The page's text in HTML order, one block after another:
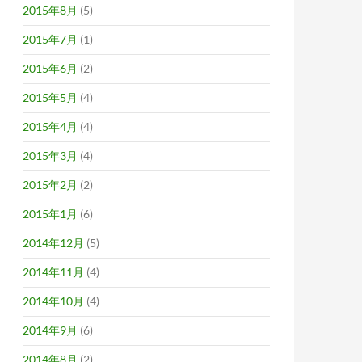
2015年8月 (5)
2015年7月 (1)
2015年6月 (2)
2015年5月 (4)
2015年4月 (4)
2015年3月 (4)
2015年2月 (2)
2015年1月 (6)
2014年12月 (5)
2014年11月 (4)
2014年10月 (4)
2014年9月 (6)
2014年8月 (2)